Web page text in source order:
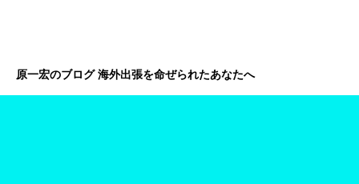
原一宏のブログ 海外出張を命ぜられたあなたへ